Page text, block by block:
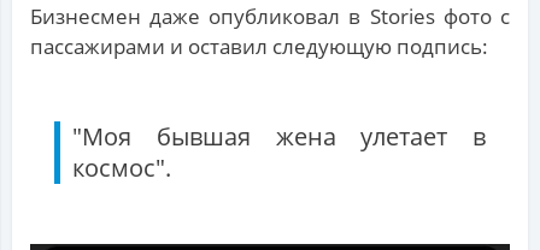
Бизнесмен даже опубликовал в Stories фото с
пассажирами и оставил следующую подпись:
"Моя бывшая жена улетает в
космос".